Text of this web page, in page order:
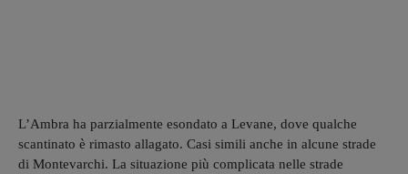
L’Ambra ha parzialmente esondato a Levane, dove qualche
scantinato è rimasto allagato. Casi simili anche in alcune strade
di Montevarchi. La situazione più complicata nelle strade